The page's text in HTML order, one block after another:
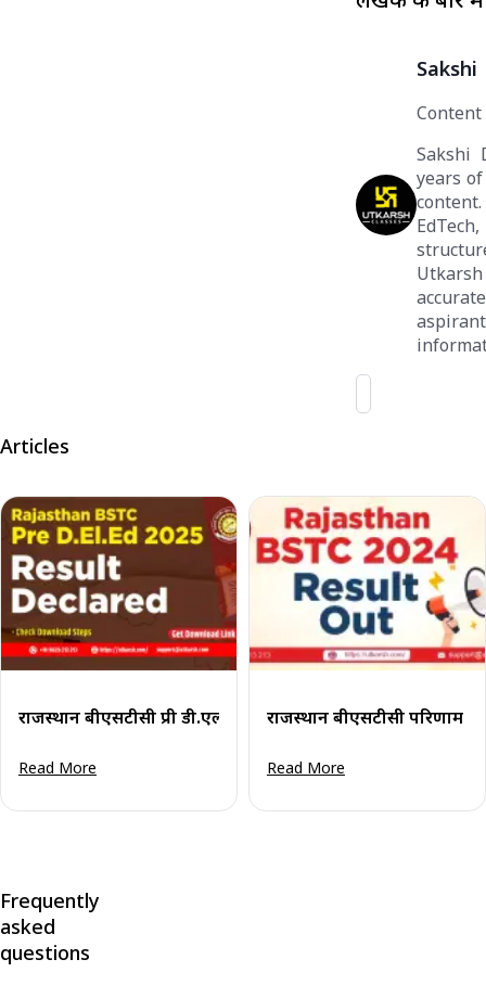
Sakshi
Sakshi
years
Articles
राजस्थान बीएसटीसी प्री डी.एल.एड परिणाम 2025 (जारी): अपने
Read More
राजस्थान बीएसटीसी परिणाम
Read More
Frequently
asked
questions